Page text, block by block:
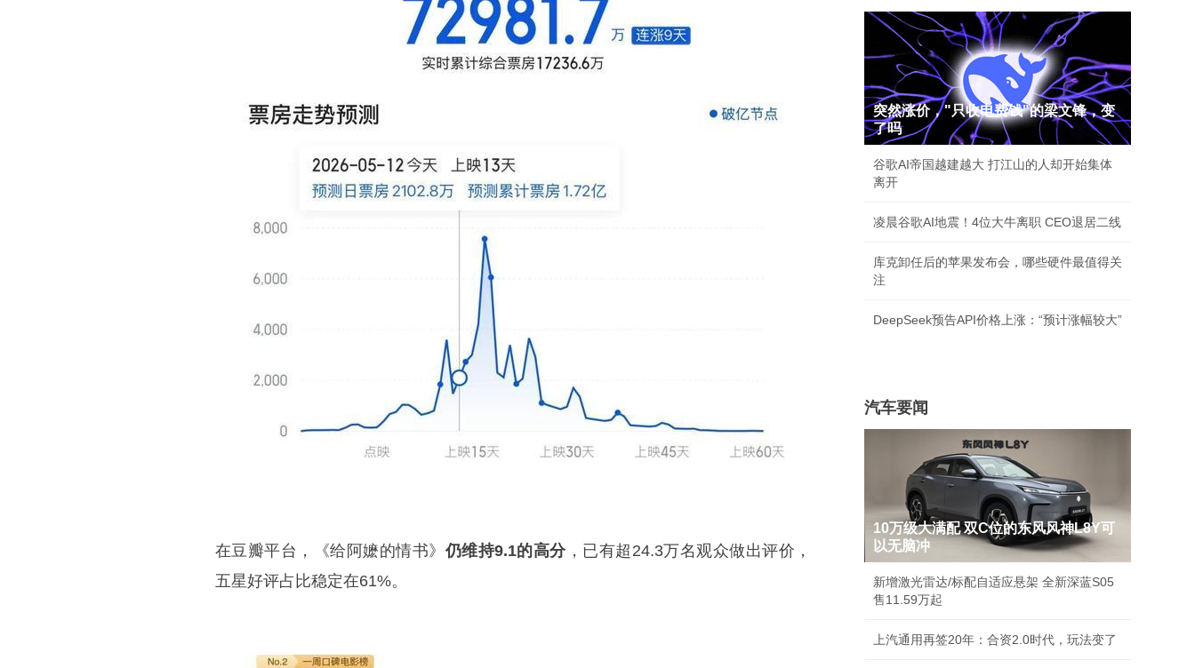
在豆瓣平台，《给阿嬷的情书》 仍维持9.1的高分，已有超24.3万名观众做出评价，
五星好评占比稳定在61%。
突然涨价，"只收电费钱"的梁文锋，变
了吗
谷歌AI帝国越建越大 打江山的人却开始集体
离开
凌晨谷歌AI地震！4位大牛离职 CEO退居二线
库克卸任后的苹果发布会，哪些硬件最值得关
注
DeepSeek预告API价格上涨：“预计涨幅较大”
汽车要闻
10万级大满配 双C位的东风风神L8Y可
以无脑冲
新增激光雷达/标配自适应悬架 全新深蓝S05
售11.59万起
上汽通用再签20年：合资2.0时代，玩法变了